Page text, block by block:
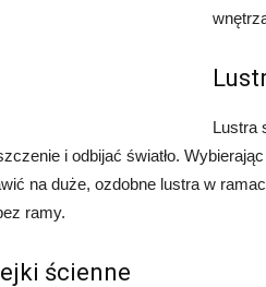
Lustra
i odbijać światło.
na duże, ozdobne lustra w
ramy.
ścienne